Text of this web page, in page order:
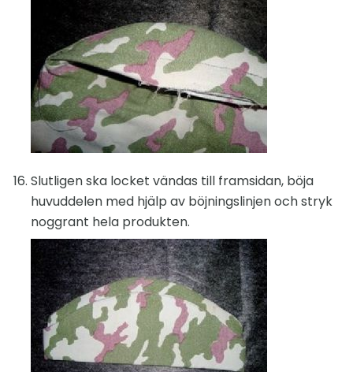
Slutligen ska locket vändas till framsidan, böja
huvuddelen med hjälp av böjningslinjen och stryk
noggrant hela produkten.